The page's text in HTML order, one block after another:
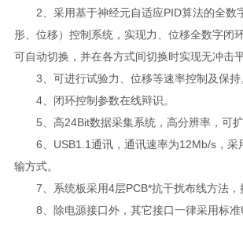
2、采用基于神经元自适应PID算法的全数
形、位移）控制系统，实现力、位移全数字闭
可自动切换，并在各方式间切换时实现无冲击平
3、可进行试验力、位移等速率控制及保持
4、闭环控制参数在线辩识。
5、高24Bit数据采集系统，高分辨率，可扩
6、USB1.1通讯，通讯速率为12Mb/s，采
输方式。
7、系统板采用4层PCB*抗干扰布线方法，
8、除电源接口外，其它接口一律采用标准